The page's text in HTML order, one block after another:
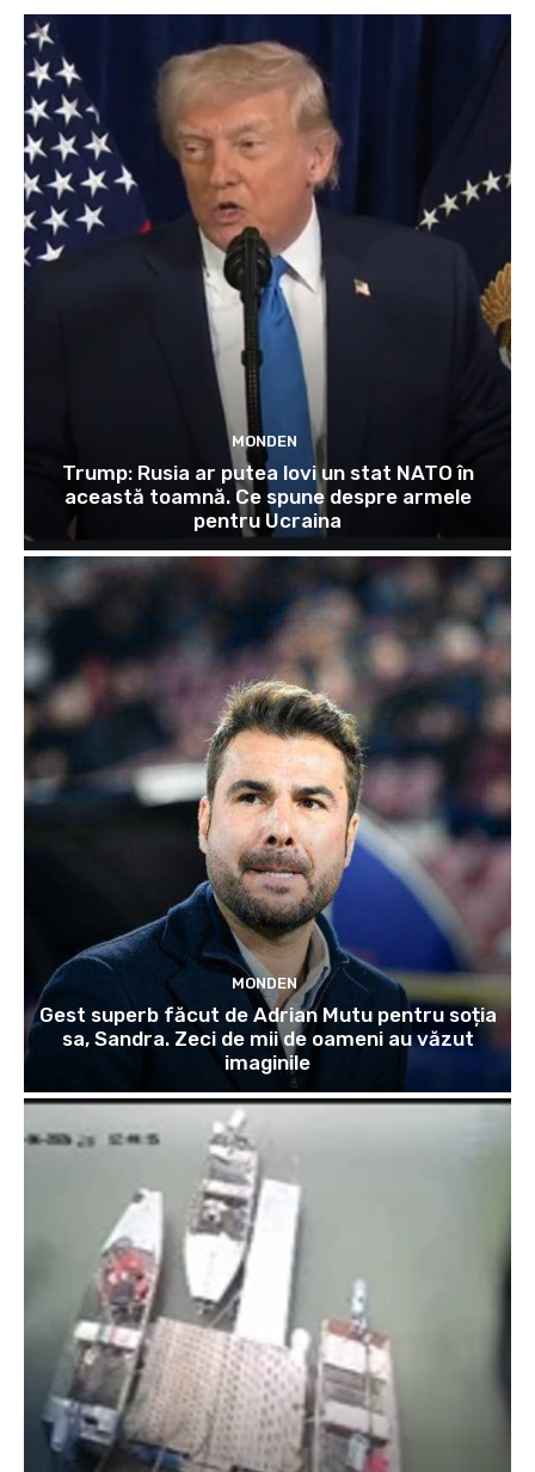
MONDEN
Trump: Rusia ar putea lovi un stat NATO în
această toamnă. Ce spune despre armele
pentru Ucraina
MONDEN
Gest superb făcut de Adrian Mutu pentru soția
sa, Sandra. Zeci de mii de oameni au văzut
imaginile